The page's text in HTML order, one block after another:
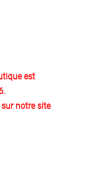
est
notre site